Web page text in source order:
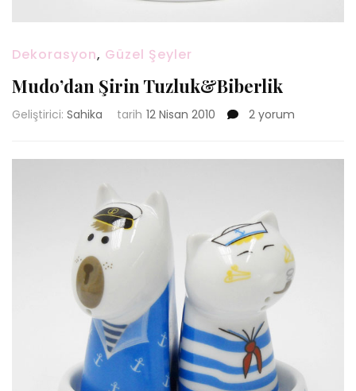
Dekorasyon, Güzel Şeyler
Mudo’dan Şirin Tuzluk&Biberlik
Geliştirici: Sahika tarih 12 Nisan 2010
Mudo’dan
için
2 yorum